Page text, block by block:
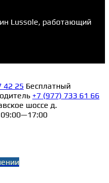
Lussole, работающий
42 25 Бесплатный
+7 (977) 733 61 66
шоссе д.